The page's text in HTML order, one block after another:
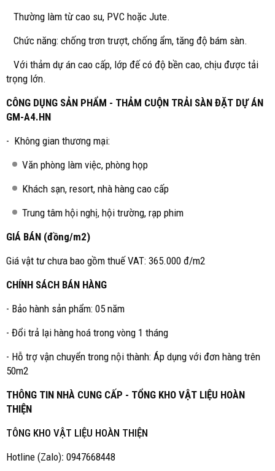
Thường làm từ cao su, PVC hoặc Jute.
Chức năng: chống trơn trượt, chống ẩm, tăng độ bám sàn.
Với thảm dự án cao cấp, lớp đế có độ bền cao, chịu được tải
trọng lớn.
CÔNG DỤNG SẢN PHẨM - THẢM CUỘN TRẢI SÀN ĐẶT DỰ ÁN
GM-A4.HN
- Không gian thương mại:
Văn phòng làm việc, phòng họp
Khách sạn, resort, nhà hàng cao cấp
Trung tâm hội nghị, hội trường, rạp phim
GIÁ BÁN (đồng/m2)
Giá vật tư chưa bao gồm thuế VAT: 365.000 đ/m2
CHÍNH SÁCH BÁN HÀNG
- Bảo hành sản phẩm: 05 năm
- Đổi trả lại hàng hoá trong vòng 1 tháng
- Hỗ trợ vận chuyển trong nội thành: Áp dụng với đơn hàng trên
50m2
THÔNG TIN NHÀ CUNG CẤP - TỔNG KHO VẬT LIỆU HOÀN
THIỆN
TÔNG KHO VẬT LIỆU HOÀN THIỆN
Hotline (Zalo): 0947668448